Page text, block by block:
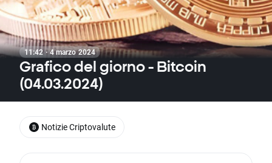
11:42 · 4 marzo 2024
Grafico del giorno - Bitcoin
(04.03.2024)
Notizie Criptovalute